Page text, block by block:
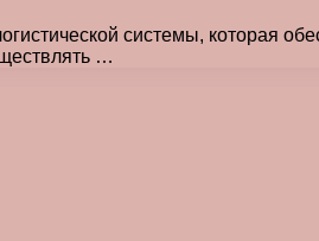
системы, которая
…